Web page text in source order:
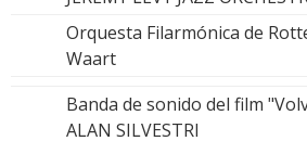
Orquesta Filarmónica de
Waart
Banda de sonido del film
ALAN SILVESTRI